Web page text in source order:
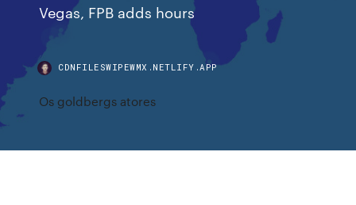
Vegas, FPB adds hours
CDNFILESWIPEWMX.NETLIFY.APP
Os goldbergs atores